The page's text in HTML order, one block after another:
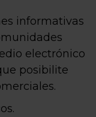
informativas
electrónico
posibilite